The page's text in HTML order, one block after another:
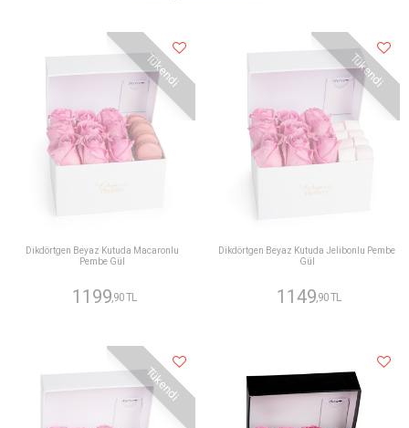
Tükendi
Dikdörtgen Beyaz Kutuda Macaronlu
Pembe Gül
1199,90 TL
Tükendi
Dikdörtgen Beyaz Kutuda Jelibonlu Pembe
Gül
1149,90 TL
Tükendi